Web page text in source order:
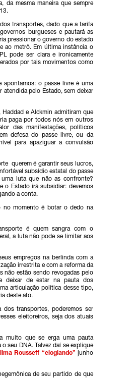
da mesma maneira que sempre
transportes, dado que a tarifa
burgueses e pautará as
pressionar o governo do estado
ao metrô. Em última instância o
pode ser clara e ironicamente
por tais movimentos como
apontamos: o passe livre é uma
atendida pelo Estado, sem deixar
e Alckmin admitiram que
paga por todos nós em outros
das manifestações, políticos
defesa do passe livre, ou da
para apaziguar a convulsão
querem é garantir seus lucros,
subsídio estatal do passe
uma luta que não as confronte?
o Estado irá subsidiar: devemos
a conta.
no momento é botar o dedo na
é quem sangra com o
a luta não pode se limitar aos
empregos na berlinda com a
irrestrita e com a reforma da
não estão sendo revogadas pelo
deixar de estar na pauta dos
articulação política desse tipo,
deste ato.
transportes, poderemos ser
eleitoreiros, seja dos atuais
muito que se erga uma pauta
seu DNA. Talvez daí se explique
Rousseff “elogiando”
junho
de seu partido de que